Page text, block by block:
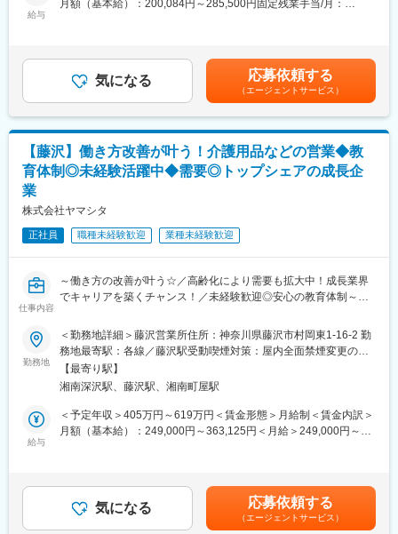
※福祉用具専門相談員資格の取得（費用会社負担）も行います。
です。自社の強みを明確に活かした事業展開を行っており、これ
まで業績は順調に推移し業界トップクラスの地位を築いていま
す。実際、商品を使用されているご利用者より「外出するのが楽
になった、ありがとう」といった言葉を直接いただく事も多くあ
り、やりがいを実感できるお仕事です。
■勤務地について：
エリア職（転居を伴う転勤無）／準総合職（地域内転勤有）／総
変更の範囲：会社の定める業務
■業務詳細：
実際に商品を使用されるご利用者の元へお伺いし、電動車いす・
・レンタル導入時におけるご利用者宅での安全運転指導
・ご利用者宅での修理業務、定期点検業務
・商品の納品・回収
■業務魅力：
近に感じられ、「外出するのが楽になった、ありがとう」といっ
・「数字を追う販売・サービス提供ではなく、お客様に寄り添っ
たフォローをしたい」、「直接感謝の言葉をかけられるとモチベ
という方におすすめです。
■当社の強み：
豊富な商品ラインナップ、電動車いすについての専門的なメンテ
備・メンテナンスを社内で行っています。参入障壁が高いビジネ
スを展開しており、お客様から高い信頼を得ています。
いただき、先輩社員に同行し業務の進め方を習得した後、一人立
ちとなります。
※多くの方が業界未経験で入社し活躍しています。
給与
月額（基本給）：200,084円～285,500円固定残業手当/月：
やスキルを考慮の上、当社規定により決定いたします。■昇給：年
1回■賞与：年2回賃金はあくまでも目安の金額であり、選考を通
じて上下する可能性があります。月給(月額)は固定手当を含めた表
記です。
気になる 応募依頼する
（エージェントサービス）
【藤沢】働き方改善が叶う！介護用品などの営業◆教
育体制◎未経験活躍中◆需要◎トップシェアの成長企
業
株式会社ヤマシタ
正社員 職種未経験歓迎 業種未経験歓迎
仕事内容
～働き方の改善が叶う☆／高齢化により需要も拡大中！成長業界
でキャリアを築くチャンス！／未経験歓迎◎安心の教育体制～
割！充実の研修制度
◇生成AIを活用し再現性の高い営業が可能！チーム制で働きやす
く、且つ質の高いサービスを提供
◇成果とプロセスが評価される明確な評価制度あり！最大年４回
の昇進・昇格制度により、スピード感をもったキャリア形成も可
◇業界トップ級シェア！売上も右肩上がり。2030年に業界No.1に
介護用品等の提供を行うケアマネージャー（ケアマネ）に対し
て、課題解決のための提案をお任せ。
ケアマネや実際に介護用品を使用する個人のお客様との信頼関係
勤務地
＜勤務地詳細＞藤沢営業所住所：神奈川県藤沢市村岡東1-16-2 勤
務地最寄駅：各線／藤沢駅受動喫煙対策：屋内全面禁煙変更の範
囲：会社の定める事業所
【最寄り駅】
湘南深沢駅、藤沢駅、湘南町屋駅
給与
＜予定年収＞405万円～619万円＜賃金形態＞月給制＜賃金内訳＞
月額（基本給）：249,000円～363,125円＜月給＞249,000円～
万（月給36万＋賞与＋諸手当）・所長：入社5年目760万（月給44
万＋賞与＋諸手当）賃金はあくまでも目安の金額であり、選考を
通じて上下する可能性があります。月給(月額)は固定手当を含めた
気になる 応募依頼する
（エージェントサービス）